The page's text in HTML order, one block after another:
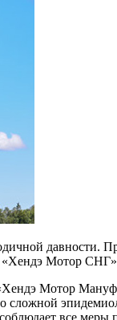
давности.
«Хендэ Мотор
Мотор
сложной
все